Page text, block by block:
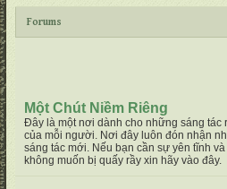
Forums
Một Chút Niềm Riêng
Đây là một nơi dành cho những sáng tác
của mỗi người. Nơi đây luôn đón nhận
sáng tác mới. Nếu bạn cần sự yên tĩnh và
không muốn bị quấy rầy xin hãy vào đây.